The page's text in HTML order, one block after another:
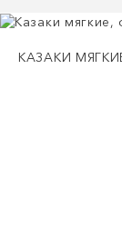
КАЗАКИ